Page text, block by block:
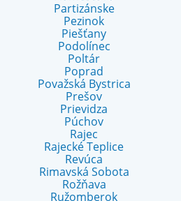
Partizánske
Pezinok
Piešťany
Podolínec
Poltár
Poprad
Považská Bystrica
Prešov
Prievidza
Púchov
Rajec
Rajecké Teplice
Revúca
Rimavská Sobota
Rožňava
Ružomberok